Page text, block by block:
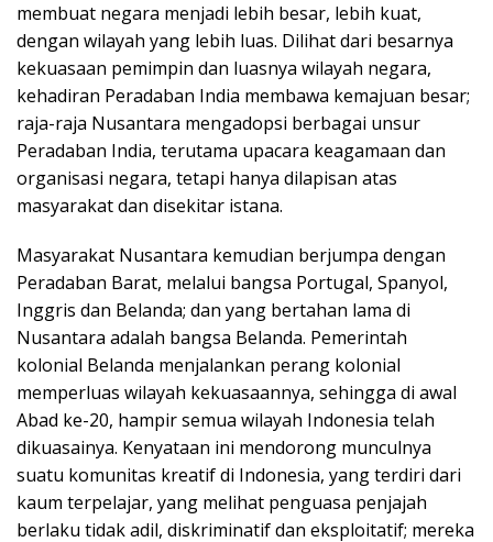
membuat negara menjadi lebih besar, lebih kuat,
dengan wilayah yang lebih luas. Dilihat dari besarnya
kekuasaan pemimpin dan luasnya wilayah negara,
kehadiran Peradaban India membawa kemajuan besar;
raja-raja Nusantara mengadopsi berbagai unsur
Peradaban India, terutama upacara keagamaan dan
organisasi negara, tetapi hanya dilapisan atas
masyarakat dan disekitar istana.
Masyarakat Nusantara kemudian berjumpa dengan
Peradaban Barat, melalui bangsa Portugal, Spanyol,
Inggris dan Belanda; dan yang bertahan lama di
Nusantara adalah bangsa Belanda. Pemerintah
kolonial Belanda menjalankan perang kolonial
memperluas wilayah kekuasaannya, sehingga di awal
Abad ke-20, hampir semua wilayah Indonesia telah
dikuasainya. Kenyataan ini mendorong munculnya
suatu komunitas kreatif di Indonesia, yang terdiri dari
kaum terpelajar, yang melihat penguasa penjajah
berlaku tidak adil, diskriminatif dan eksploitatif; mereka